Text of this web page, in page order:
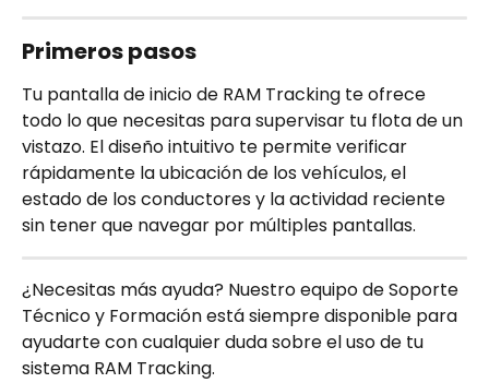
Primeros pasos
Tu pantalla de inicio de RAM Tracking te ofrece
todo lo que necesitas para supervisar tu flota de un
vistazo. El diseño intuitivo te permite verificar
rápidamente la ubicación de los vehículos, el
estado de los conductores y la actividad reciente
sin tener que navegar por múltiples pantallas.
¿Necesitas más ayuda? Nuestro equipo de Soporte
Técnico y Formación está siempre disponible para
ayudarte con cualquier duda sobre el uso de tu
sistema RAM Tracking.